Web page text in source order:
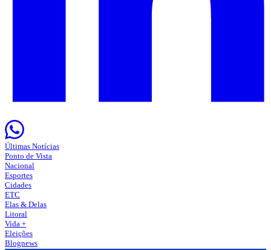
Últimas Notícias
Ponto de Vista
Nacional
Esportes
Cidades
ETC
Elas & Delas
Litoral
Vida +
Eleições
Blognews